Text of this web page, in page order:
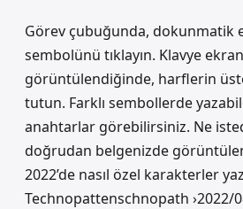
Görev çubuğunda, dokunmatik
sembolünü tıklayın. Klavye
görüntülendiğinde, harflerin
tutun. Farklı sembollerde
anahtarlar görebilirsiniz. Ne
doğrudan belgenizde
2022’de nasıl özel karakterler
Technopattenschnopath ›2022/